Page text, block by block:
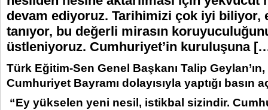
devam ediyoruz. Tarihimizi çok iyi biliyor,
tanıyor, bu değerli mirasın
üstleniyoruz. Cumhuriyet’in kuruluşuna
Türk Eğitim-Sen Genel Başkanı Talip
Cumhuriyet Bayramı dolayısıyla yaptığı basın
“Ey yükselen yeni nesil, istikbal sizindir.